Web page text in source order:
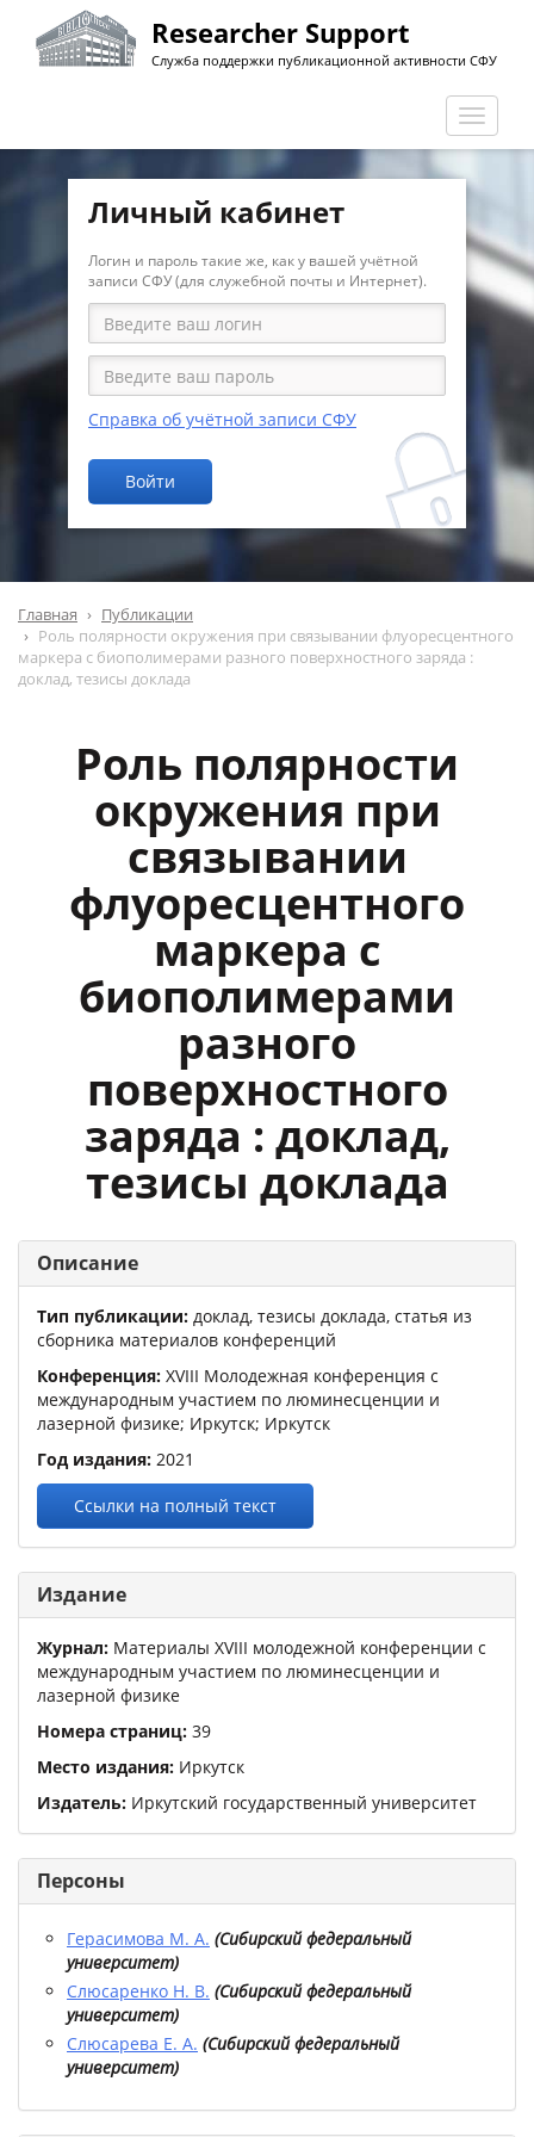
Перейти
основному
Researcher Support
Служба поддержки публикационной активности СФУ
Личный кабинет
Логин и пароль такие же, как у вашей учётной
записи СФУ (для служебной почты и Интернет).
Справка об учётной записи СФУ
Войти
Главная
Публикации
Роль полярности окружения при связывании флуоресцентного
маркера с биополимерами разного поверхностного заряда :
доклад, тезисы доклада
Роль полярности
окружения при
связывании
флуоресцентного
маркера с
биополимерами
разного
поверхностного
заряда : доклад,
тезисы доклада
Описание
Тип публикации: доклад, тезисы доклада, статья из
сборника материалов конференций
Конференция: XVIII Молодежная конференция с
международным участием по люминесценции и
лазерной физике; Иркутск; Иркутск
Год издания: 2021
Ссылки на полный текст
Издание
Журнал: Материалы XVIII молодежной конференции с
международным участием по люминесценции и
лазерной физике
Номера страниц: 39
Место издания: Иркутск
Издатель: Иркутский государственный университет
Персоны
Герасимова М. А. (Сибирский федеральный
университет)
Слюсаренко Н. В. (Сибирский федеральный
университет)
Слюсарева Е. А. (Сибирский федеральный
университет)